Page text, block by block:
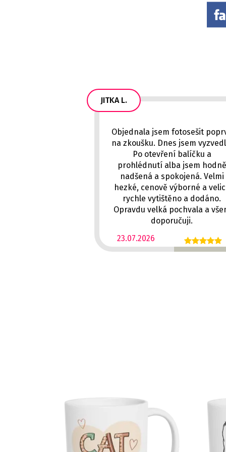
JITKA L.
23.07.2026
Objednala jsem fotosešit
na zkoušku. Dnes jsem
Po otevření balíčku a
prohlédnutí alba jsem hodně
nadšená a spokojená. Velmi
hezké, cenově výborné a
rychle vytištěno a dodáno.
Opravdu velká pochvala a
doporučuji.